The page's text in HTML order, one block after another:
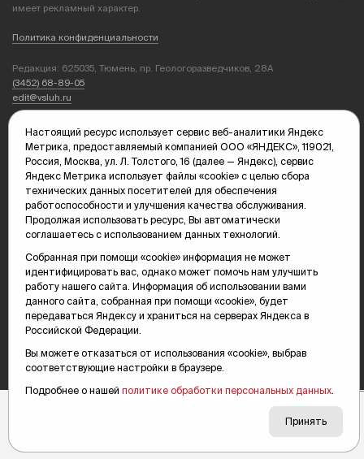
имеет рекламный характер.
Политика конфиденциальности
Редакция: 625035, Тюмень, пр. Геологоразведчиков, 28А
(3452) 68-89-05
edit@vsluh.ru
Главный редактор: Панкина Т.Ю.
kika@vsluh.ru
По вопросам рекламы:
kotovaev@sibinformburo.ru
mim@vsluh.ru
© 2000-2026 Тюменская интернет-газета «Вслух.ру»
Карта сайта
Настоящий ресурс использует сервис веб-аналитики Яндекс
Метрика, предоставляемый компанией ООО «ЯНДЕКС», 119021,
Россия, Москва, ул. Л. Толстого, 16 (далее — Яндекс), сервис
Яндекс Метрика использует файлы «cookie» с целью сбора
технических данных посетителей для обеспечения
работоспособности и улучшения качества обслуживания.
Продолжая использовать ресурс, Вы автоматически
соглашаетесь с использованием данных технологий.
Собранная при помощи «cookie» информация не может
идентифицировать вас, однако может помочь нам улучшить
работу нашего сайта. Информация об использовании вами
данного сайта, собранная при помощи «cookie», будет
передаваться Яндексу и храниться на серверах Яндекса в
Российской Федерации.
Вы можете отказаться от использования «cookie», выбрав
соответствующие настройки в браузере.
Подробнее о нашей политике обработки персональных данных
Принять